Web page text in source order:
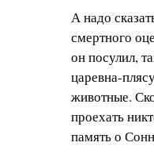
А надо
смертного
он посулил,
царевна-
животные.
проехать
память о